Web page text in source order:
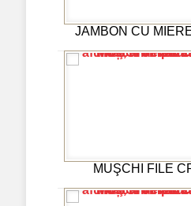
JAMBON CU
MUŞCHI FILE